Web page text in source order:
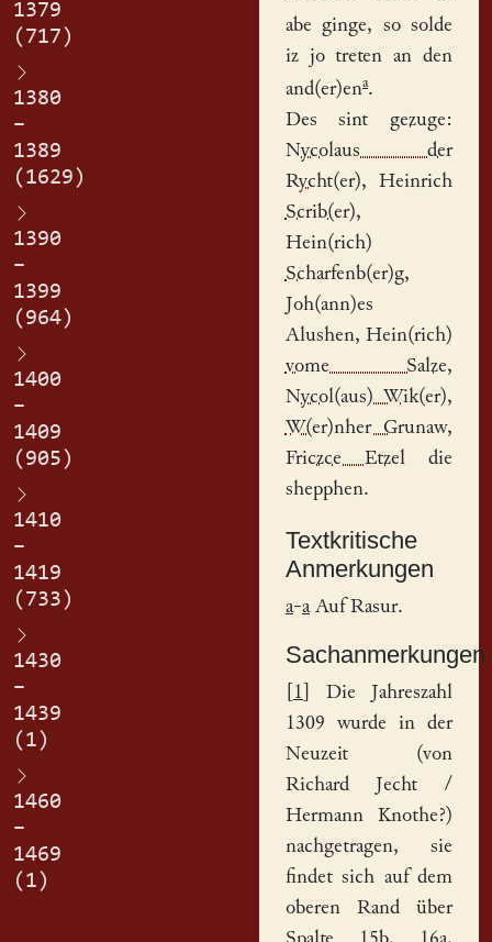
1379
(717)
1380
–
1389
(1629)
1390
–
1399
(964)
1400
–
1409
(905)
1410
–
1419
(733)
1430
–
1439
(1)
1460
–
1469
(1)
abe ginge, so solde
iz jo treten an den
and(er)ena.
Des sint gezuge:
Nycolaus der
Rycht(er), Heinrich
Scrib(er),
Hein(rich)
Scharfenb(er)g,
Joh(ann)es
Alushen, Hein(rich)
vome Salze,
Nycol(aus) Wik(er),
W(er)nher Grunaw,
Friczce Etzeldie
shepphen.
Textkritische
Anmerkungen
a-aAuf Rasur.
Sachanmerkungen
1
] Die Jahreszahl
1309 wurde in der
Neuzeit (von
Richard Jecht /
Hermann Knothe?)
nachgetragen, sie
findet sich auf dem
oberen Rand über